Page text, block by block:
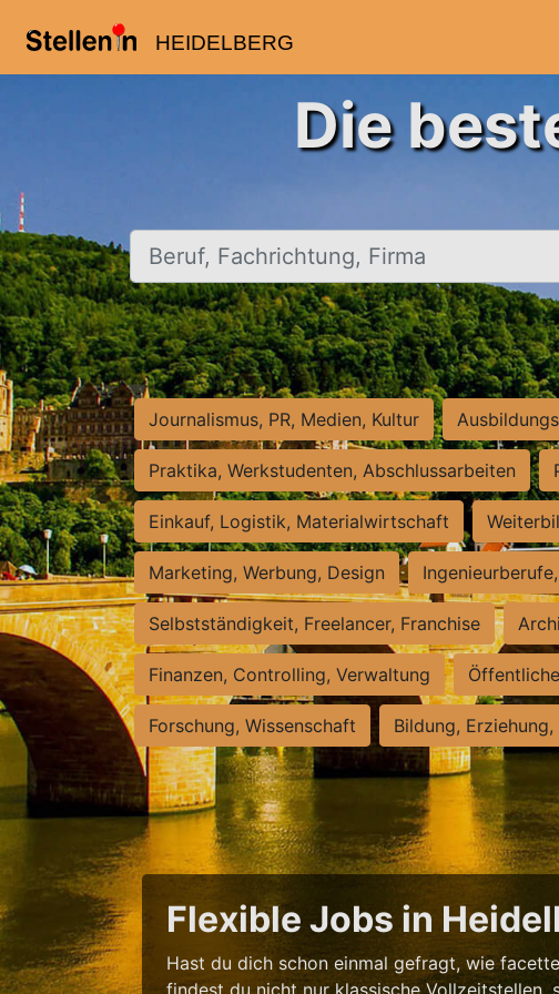
HEIDELBERG
Die
Beruf, Fachrichtung, Firma
Journalismus, PR, Medien, Kultur
Praktika, Werkstudenten, Abschlussarbeiten
Einkauf, Logistik, Materialwirtschaft
Marketing, Werbung, Design
Selbstständigkeit, Freelancer, Franchise
Finanzen, Controlling, Verwaltung
Forschung, Wissenschaft Bildung,
Flexible Jobs in
Hast du dich schon einmal gefragt, wie